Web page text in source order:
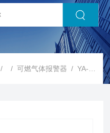
/ /可燃气体报警器 / YA-D400高品质固定式气体浓度报警器计量认证更可靠